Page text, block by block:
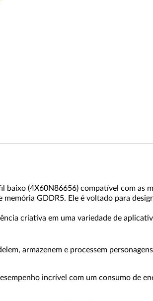
(4X60N86656) compatível com as
GDDR5. Ele é voltado para
criativa em uma variedade de
armazenem e processem
incrível com um consumo de